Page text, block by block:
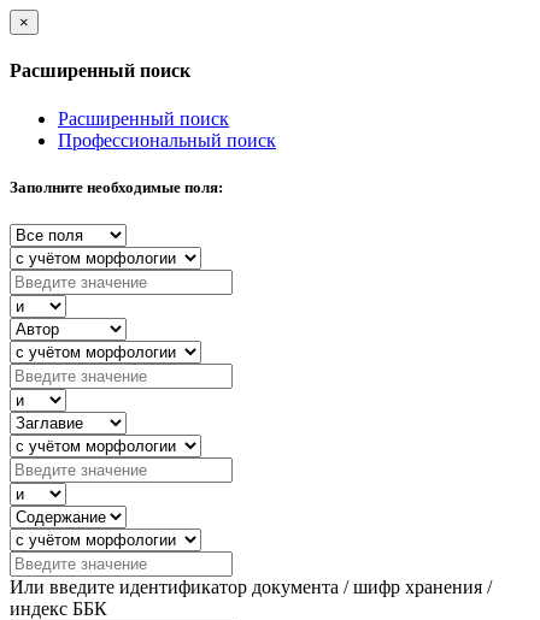
×
Расширенный поиск
Расширенный поиск
Профессиональный поиск
Заполните необходимые поля:
Или введите идентификатор документа / шифр хранения /
индекс ББК